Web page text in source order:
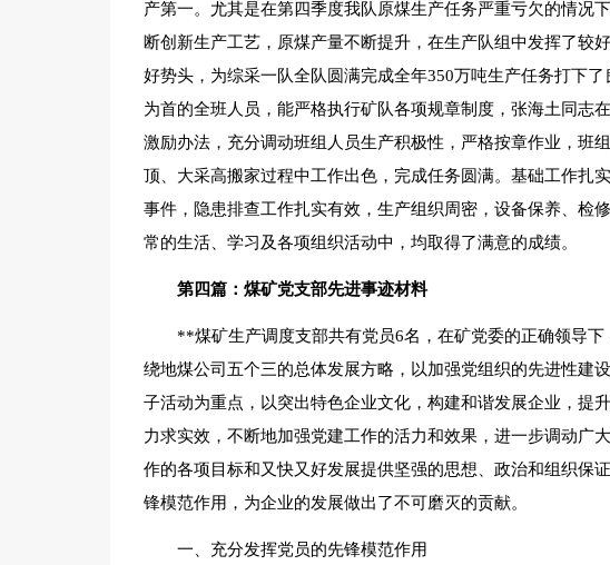
产第一。尤其是在第四季度我队原煤生产任务严重亏欠的情况
断创新生产工艺，原煤产量不断提升，在生产队组中发挥了较
好势头，为综采一队全队圆满完成全年350万吨生产任务打下
为首的全班人员，能严格执行矿队各项规章制度，张海土同志
激励办法，充分调动班组人员生产积极性，严格按章作业，班
顶、大采高搬家过程中工作出色，完成任务圆满。基础工作扎
事件，隐患排查工作扎实有效，生产组织周密，设备保养、检
常的生活、学习及各项组织活动中，均取得了满意的成绩。
第四篇：煤矿党支部先进事迹材料
**煤矿生产调度支部共有党员6名，在矿党委的正确领导
绕地煤公司五个三的总体发展方略，以加强党组织的先进性建
子活动为重点，以突出特色企业文化，构建和谐发展企业，提
力求实效，不断地加强党建工作的活力和效果，进一步调动广
作的各项目标和又快又好发展提供坚强的思想、政治和组织保
锋模范作用，为企业的发展做出了不可磨灭的贡献。
一、充分发挥党员的先锋模范作用